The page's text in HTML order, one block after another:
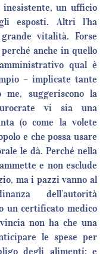
inesistente, un ufficio
esposti. Altri l’ha
vitalità. Forse
anche in quello
qual è
– implicate tante
suggeriscono la
vi sia una
(o come la volete
e che possa usare
le dà. Perché nella
e non esclude
ma i pazzi vanno al
dell’autorità
un certificato medico
non ha che una
le spese per
degli alimenti; e